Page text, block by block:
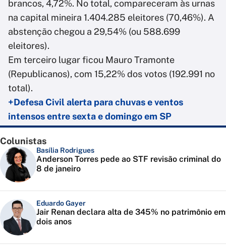
brancos, 4,72%. No total, compareceram às urnas
na capital mineira 1.404.285 eleitores (70,46%). A
abstenção chegou a 29,54% (ou 588.699
eleitores).
Em terceiro lugar ficou Mauro Tramonte
(Republicanos), com 15,22% dos votos (192.991 no
total).
+Defesa Civil alerta para chuvas e ventos
intensos entre sexta e domingo em SP
Colunistas
Basília Rodrigues
Anderson Torres pede ao STF revisão criminal do
8 de janeiro
Eduardo Gayer
Jair Renan declara alta de 345% no patrimônio em
dois anos